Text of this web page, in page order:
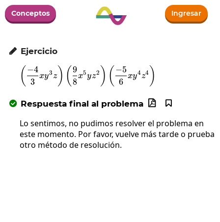
Conceptos Ingresar
 Ejercicio
\left(\frac{-
( 3
−4
xy3z) ( 8
9
x5yz2 ) ( 6
−5
xy4z4 )
 Respuesta final al problema 

Lo sentimos, no pudimos resolver el problema en
este momento. Por favor, vuelve más tarde o prueba
otro método de resolución.